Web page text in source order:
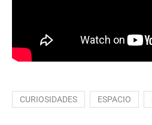
CURIOSIDADES ESPACIO